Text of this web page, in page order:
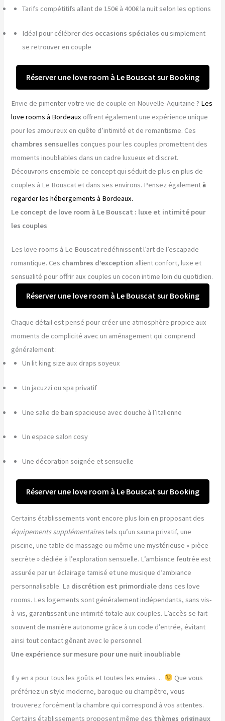
Tarifs compétitifs allant de 150€ à 400€ la nuit selon les options
Idéal pour célébrer des occasions spéciales ou simplement
se retrouver en couple
Réserver une love room à Le Bouscat sur Booking
Envie de pimenter votre vie de couple en Nouvelle-Aquitaine ? Les
love rooms à Bordeaux offrent également une expérience unique
pour les amoureux en quête d’intimité et de romantisme. Ces
chambres sensuelles conçues pour les couples promettent des
moments inoubliables dans un cadre luxueux et discret.
Découvrons ensemble ce concept qui séduit de plus en plus de
couples à Le Bouscat et dans ses environs. Pensez égalementà
regarder les hébergements à Bordeaux.
Le concept de love room à Le Bouscat : luxe et intimité pour
les couples
Les love rooms à Le Bouscat redéfinissent l’art de l’escapade
romantique. Ces chambres d’exception allient confort, luxe et
sensualité pour offrir aux couples un cocon intime loin du quotidien.
Réserver une love room à Le Bouscat sur Booking
Chaque détail est pensé pour créer une atmosphère propice aux
moments de complicité avec un aménagement qui comprend
généralement :
Un lit king size aux draps soyeux
Un jacuzzi ou spa privatif
Une salle de bain spacieuse avec douche à l’italienne
Un espace salon cosy
Une décoration soignée et sensuelle
Réserver une love room à Le Bouscat sur Booking
Certains établissements vont encore plus loin en proposant des
équipements supplémentairestels qu’un sauna privatif, une
piscine, une table de massage ou même une mystérieuse « pièce
secrète » dédiée à l’exploration sensuelle. L’ambiance feutrée est
assurée par un éclairage tamisé et une musique d’ambiance
personnalisable. La discrétion est primordiale dans ces love
rooms. Les logements sont généralement indépendants, sans vis-
à-vis, garantissant une intimité totale aux couples. L’accès se fait
souvent de manière autonome grâce à un code d’entrée, évitant
ainsi tout contact gênant avec le personnel.
Une expérience sur mesure pour une nuit inoubliable
Il y en a pour tous les goûts et toutes les envies…
Que vous
préfériez un style moderne, baroque ou champêtre, vous
trouverez forcément la chambre qui correspond à vos attentes.
Certains établissements proposent même des thèmes originaux